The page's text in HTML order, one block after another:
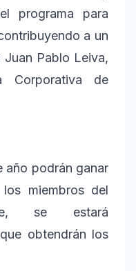
programa para
a un
Juan Pablo Leiva,
Corporativa de
año podrán ganar
miembros del
se estará
obtendrán los